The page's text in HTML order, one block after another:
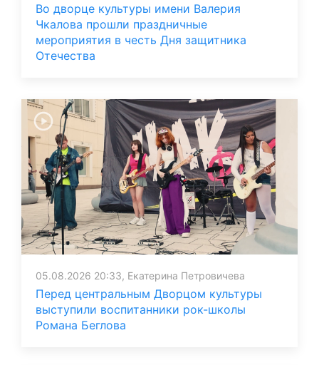
Во дворце культуры имени Валерия
Чкалова прошли праздничные
мероприятия в честь Дня защитника
Отечества
05.08.2026 20:33, Екатерина Петровичева
Перед центральным Дворцом культуры
выступили воспитанники рок-школы
Романа Беглова